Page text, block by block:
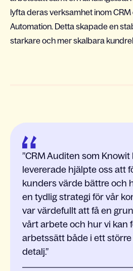
lyfta deras verksamhet inom
Automation. Detta skapade en
starkare och mer skalbara
CRM Auditen som
levererade hjälpte oss att
kunders värde bättre och
en tydlig strategi för vår
var värdefullt att få en
vårt arbete och hur vi kan
arbetssätt både i ett
detalj.